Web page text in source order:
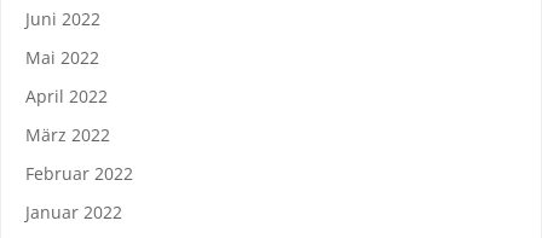
Juni 2022
Mai 2022
April 2022
März 2022
Februar 2022
Januar 2022